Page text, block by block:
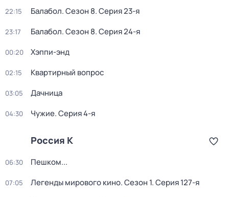
22:15 Балабол. Сезон 8. Серия 23-я
23:17 Балабол. Сезон 8. Серия 24-я
00:20 Хэппи-энд
02:15 Квартирный вопрос
03:05 Дачница
04:30 Чужие. Серия 4-я
Россия К
06:30 Пешком...
07:05 Легенды мирового кино. Сезон 1. Серия 127-я